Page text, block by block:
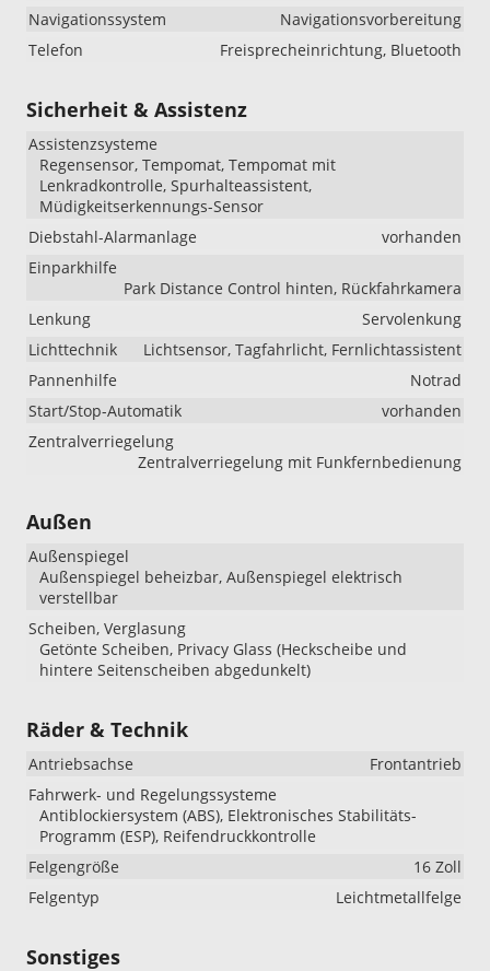
Navigationssystem
Navigationsvorbereitung
Telefon
Freisprecheinrichtung, Bluetooth
Sicherheit & Assistenz
Assistenzsysteme
Regensensor, Tempomat, Tempomat mit
Lenkradkontrolle, Spurhalteassistent,
Müdigkeitserkennungs-Sensor
Diebstahl-Alarmanlage
vorhanden
Einparkhilfe
Park Distance Control hinten, Rückfahrkamera
Lenkung
Servolenkung
Lichttechnik
Lichtsensor, Tagfahrlicht, Fernlichtassistent
Pannenhilfe
Notrad
Start/Stop-Automatik
vorhanden
Zentralverriegelung
Zentralverriegelung mit Funkfernbedienung
Außen
Außenspiegel
Außenspiegel beheizbar, Außenspiegel elektrisch
verstellbar
Scheiben, Verglasung
Getönte Scheiben, Privacy Glass (Heckscheibe und
hintere Seitenscheiben abgedunkelt)
Räder & Technik
Antriebsachse
Frontantrieb
Fahrwerk- und Regelungssysteme
Antiblockiersystem (ABS), Elektronisches Stabilitäts-
Programm (ESP), Reifendruckkontrolle
Felgengröße
16 Zoll
Felgentyp
Leichtmetallfelge
Sonstiges